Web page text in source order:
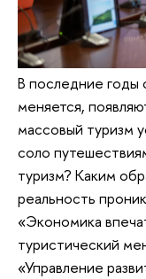
В последние годы
меняется,
массовый туризм
соло
туризм? Каким
реальность
«Экономика
туристический
«Управление